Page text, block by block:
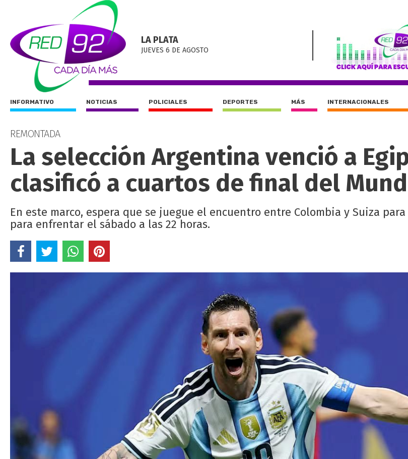
LA PLATA
JUEVES 6 DE AGOSTO
INFORMATIVO NOTICIAS POLICIALES DEPORTES MÁS INTERNACIONALES
REMONTADA
La selección Argentina venció a
clasificó a cuartos de final del
En este marco, espera que se juegue el encuentro entre Colombia y Suiza
para enfrentar el sábado a las 22 horas.